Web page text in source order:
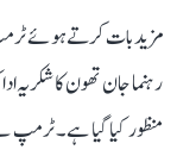
مزید بات کرتے ہوئے
رہنما جان تھون کا شکریہ
منظور کیا گیا ہے۔